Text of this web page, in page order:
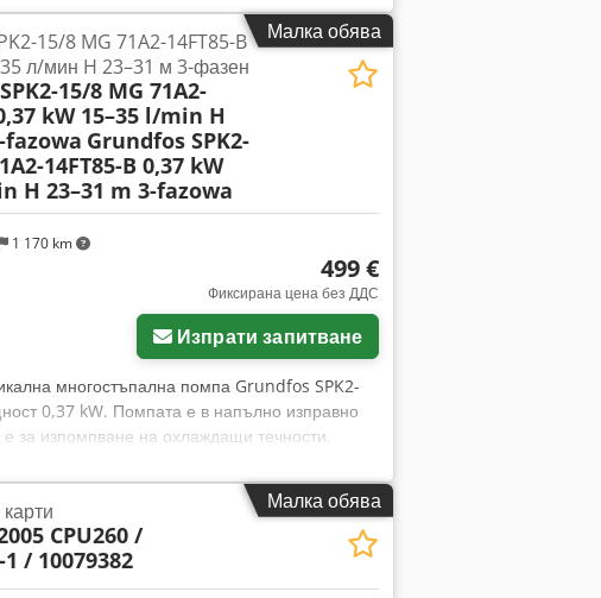
Малка обява
1 170 km
15/8 MG 71A2-14FT85-B
л/мин H 23–31 м 3-фазен
15/8 MG 71A2-
kW 15–35 l/min H
fazowa Grundfos SPK2-
14FT85-B 0,37 kW
H 23–31 m 3-fazowa
499 €
Фиксирана цена без ДДС
Изпрати запитване
многостъпална помпа Grundfos SPK2-
0,37 kW. Помпата е в напълно изправно
за изпомпване на охлаждащи течности,
CNC машини и промишлени инсталации. Има
Grundfos Модел: SPK2-15/8 Версия: AMA
50 Hz Данни за мотора: Производител:
0,37 kW Захранване: 3×200–220 V Δ /
на въртене: 2800–2840 обр./мин
IP54 Клас на изолация: F
Малка обява
CPU260 /
1 / 10079382